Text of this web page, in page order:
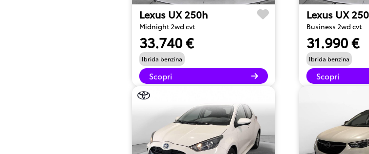
Lexus UX 250h
Midnight 2wd cvt
33.740 €
Ibrida benzina
Scopri
Lexus UX
Business 2wd cvt
31.990 €
Ibrida benzina
Scopri